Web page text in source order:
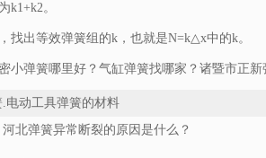
k1+k2。
找出等效弹簧组的k，也就是N=k△x中的k。
小弹簧哪里好？气缸弹簧找哪家？诸暨市正
电动工具弹簧的材料
北弹簧异常断裂的原因是什么？